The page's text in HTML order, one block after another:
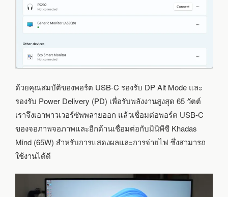
ด้วยคุณสมบัติของพอร์ต USB-C รองรับ DP Alt Mode และ
รองรับ Power Delivery (PD) เพื่อรับพลังงานสูงสุด 65 วัตต์
เราจึงเอาพาวเวอร์ซัพพลายออก แล้วเชื่อมต่อพอร์ต USB-C
ของจอภาพจอภาพและอีกด้านเชื่อมต่อกับมินิพีซี Khadas
Mind (65W) สำหรับการแสดงผลและการจ่ายไฟ ซึ่งสามารถ
ใช้งานได้ดี